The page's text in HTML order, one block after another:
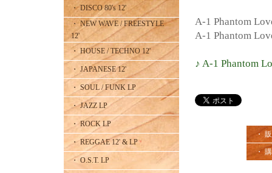
・ DISCO 80's 12'
・ NEW WAVE / FREESTYLE
12'
・ HOUSE / TECHNO 12'
・ JAPANESE 12'
・ SOUL / FUNK LP
・ JAZZ LP
・ ROCK LP
・ REGGAE 12' & LP
・ O.S.T. LP
A-1 Phantom
A-1 Phantom
♪ A-1 Phantom
・
・